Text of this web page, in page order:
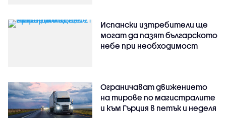
Испански изтребители ще
могат да пазят българското
небе при необходимост
Ограничават движението
на тирове по магистралите
и към Гърция в петък и неделя